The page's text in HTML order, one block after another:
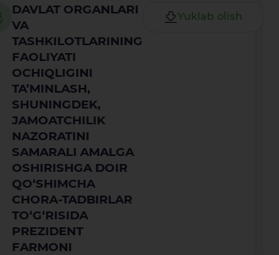
DAVLAT ORGANLARI
VA
TASHKILOTLARINING
FAOLIYATI
OCHIQLIGINI
TA’MINLASH,
SHUNINGDEK,
JAMOATCHILIK
NAZORATINI
SAMARALI AMALGA
OSHIRISHGA DOIR
QO‘SHIMCHA
CHORA-TADBIRLAR
TO‘G‘RISIDA
PREZIDENT
FARMONI
Yuklab olish